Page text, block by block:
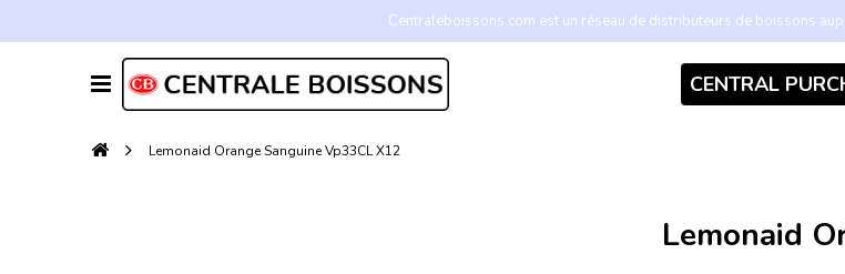
Centraleboissons.com est un réseau de distributeurs de boissons
CENTRAL
Lemonaid Orange Sanguine Vp33CL X12
Lemonaid